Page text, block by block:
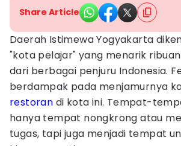
Share Article
Daerah Istimewa Yogyakarta
"kota pelajar" yang menarik
dari berbagai penjuru Indonesia.
berdampak pada menjamurnya
restoran di kota ini. Tempat-
hanya tempat nongkrong atau
tugas, tapi juga menjadi tempat